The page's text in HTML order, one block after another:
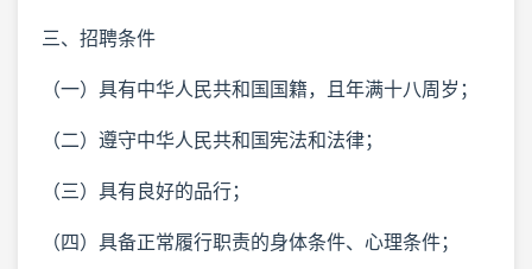
三、招聘条件
（一）具有中华人民共和国国籍，且年满十八周岁；
（二）遵守中华人民共和国宪法和法律；
（三）具有良好的品行；
（四）具备正常履行职责的身体条件、心理条件；